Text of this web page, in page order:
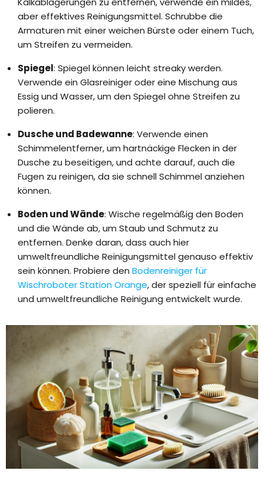
aber effektives Reinigungsmittel. Schrubbe die
Armaturen mit einer weichen Bürste oder einem Tuch,
um Streifen zu vermeiden.
Spiegel: Spiegel können leicht streaky werden.
Verwende ein Glasreiniger oder eine Mischung aus
Essig und Wasser, um den Spiegel ohne Streifen zu
polieren.
Dusche und Badewanne: Verwende einen
Schimmelentferner, um hartnäckige Flecken in der
Dusche zu beseitigen, und achte darauf, auch die
Fugen zu reinigen, da sie schnell Schimmel anziehen
können.
Boden und Wände: Wische regelmäßig den Boden
und die Wände ab, um Staub und Schmutz zu
entfernen. Denke daran, dass auch hier
umweltfreundliche Reinigungsmittel genauso effektiv
sein können. Probiere den Bodenreiniger für
Wischroboter Station Orange, der speziell für einfache
und umweltfreundliche Reinigung entwickelt wurde.